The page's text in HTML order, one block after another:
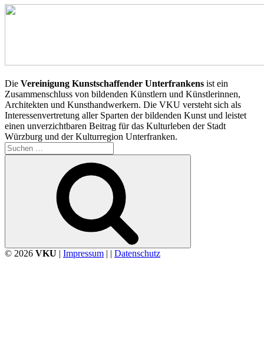
Die Vereinigung Kunstschaffender Unterfrankens ist ein
Zusammenschluss von bildenden Künstlern und Künstlerinnen,
Architekten und Kunsthandwerkern. Die VKU versteht sich als
Interessenvertretung aller Sparten der bildenden Kunst und leistet
einen unverzichtbaren Beitrag für das Kulturleben der Stadt
Würzburg und der Kulturregion Unterfranken.
Suchen
nach:
© 2026 VKU | Impressum | | Datenschutz